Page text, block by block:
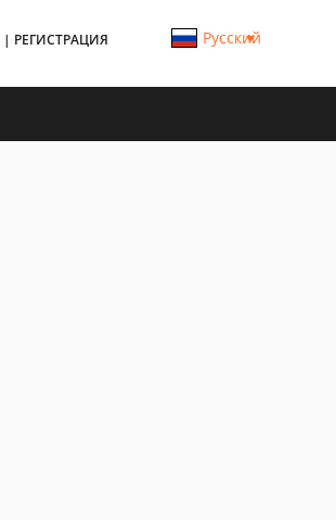
| РЕГИСТРАЦИЯ Русский